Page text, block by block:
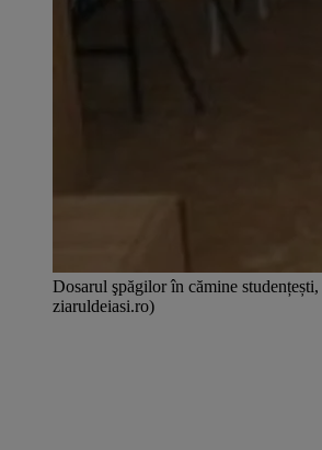
Dosarul şpăgilor în cămine studențești,
ziaruldeiasi.ro)